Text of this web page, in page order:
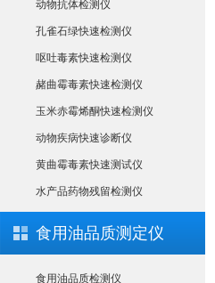
动物抗体检测仪
孔雀石绿快速检测仪
呕吐毒素快速检测仪
赭曲霉毒素快速检测仪
玉米赤霉烯酮快速检测仪
动物疾病快速诊断仪
黄曲霉毒素快速测试仪
水产品药物残留检测仪
食用油品质测定仪
食用油品质检测仪